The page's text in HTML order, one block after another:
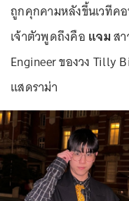
ถูกคุกคามหลังขึ้นเวทีค
เจ้าตัวพูดถึงคือ แจมส
Engineer ของวง Tilly
แสดราม่า